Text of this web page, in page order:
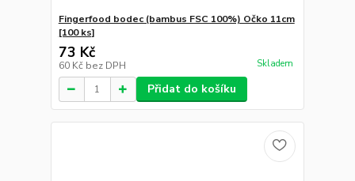
Fingerfood bodec (bambus FSC 100%) Očko 11cm
[100 ks]
73 Kč
60 Kč bez DPH Skladem
Přidat do košíku